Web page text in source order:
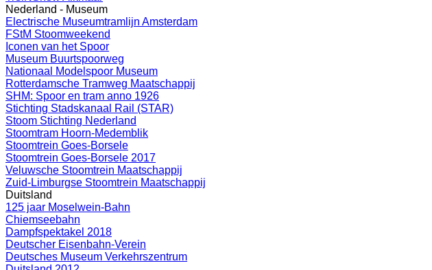
Nederland - Museum
Electrische Museumtramlijn Amsterdam
FStM Stoomweekend
Iconen van het Spoor
Museum Buurtspoorweg
Nationaal Modelspoor Museum
Rotterdamsche Tramweg Maatschappij
SHM: Spoor en tram anno 1926
Stichting Stadskanaal Rail (STAR)
Stoom Stichting Nederland
Stoomtram Hoorn-Medemblik
Stoomtrein Goes-Borsele
Stoomtrein Goes-Borsele 2017
Veluwsche Stoomtrein Maatschappij
Zuid-Limburgse Stoomtrein Maatschappij
Duitsland
125 jaar Moselwein-Bahn
Chiemseebahn
Dampfspektakel 2018
Deutscher Eisenbahn-Verein
Deutsches Museum Verkehrszentrum